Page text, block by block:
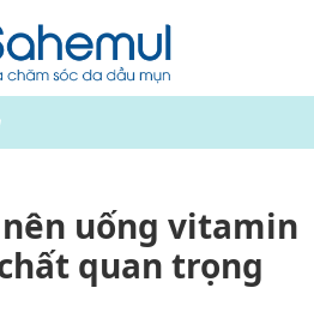
uống vitamin
quan trọng